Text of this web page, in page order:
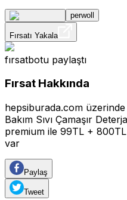
perwoll
Fırsatı Yakala
fırsatbotu paylaştı
Fırsat Hakkında
hepsiburada.com
Bakım Sıvı Çamaşır
premium ile 99TL +
var
Paylaş
Tweet